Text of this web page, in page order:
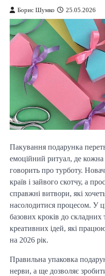
Борис Шумко 25.05.2026
Пакування подарунка
емоційний ритуал, де кожна
говорить про турботу.
країв і зайвого скотчу, а
справжні витвори, які
насолодитися процесом. У
базових кроків до складних
креативних ідей, які
на 2026 рік.
Правильна упаковка
нерви, а ще дозволяє